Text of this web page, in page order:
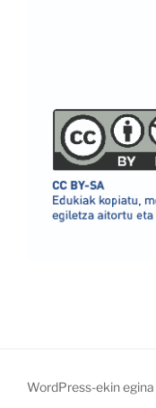
WordPress-ekin egina